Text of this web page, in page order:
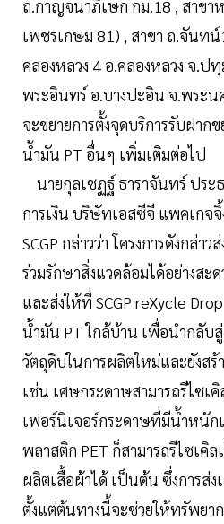
ถ.กาญจนาภิเษก กม.18 , สาข
เพชรเกษม 81) , สาขา ถ.จันทน์
คลองหลวง 4 อ.คลองหลวง จ.ป
พระอินทร์ อ.บางปะอิน จ.พระน
จะขยายการตั้งจุดบริการรับฝาก
น้ำมัน PT อื่นๆ เพิ่มเติมต่อไป
นายกุลเชฏฐ์ ธาราจันทร์ ประ
การเงิน บริษัทเอสซีจี แพคเกจ
SCGP กล่าวว่า โครงการดังกล่า
ร่วมรักษาสิ่งแวดล้อมได้อย่างสะ
และส่งให้ที่ SCGP reXycle
น้ำมัน PT ใกล้บ้าน เพื่อนำกลับ
วัตถุดิบในการผลิตใหม่และยังสร้
เช่น เศษกระดาษสามารถรีไซเ
เฟอร์นิเจอร์กระดาษที่มีน้ำหนัก
พลาสติก PET ก็สามารถรีไซเคิ
ผลิตเสื้อผ้าได้ เป็นต้น ซึ่งการส่ง
ตั้งแต่ต้นทางนี้จะช่วยให้ทรัพยา